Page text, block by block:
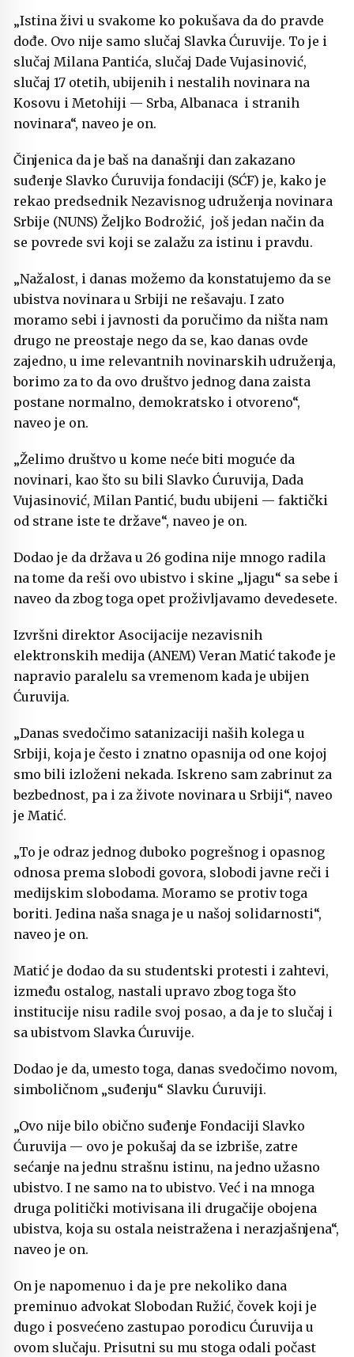
„Istina živi u svakome ko pokušava da do pravde
dođe. Ovo nije samo slučaj Slavka Ćuruvije. To je i
slučaj Milana Pantića, slučaj Dade Vujasinović,
slučaj 17 otetih, ubijenih i nestalih novinara na
Kosovu i Metohiji — Srba, Albanaca i stranih
novinara“, naveo je on.
Činjenica da je baš na današnji dan zakazano
suđenje Slavko Ćuruvija fondaciji (SĆF) je, kako je
rekao predsednik Nezavisnog udruženja novinara
Srbije (NUNS) Željko Bodrožić, još jedan način da
se povrede svi koji se zalažu za istinu i pravdu.
„Nažalost, i danas možemo da konstatujemo da se
ubistva novinara u Srbiji ne rešavaju. I zato
moramo sebi i javnosti da poručimo da ništa nam
drugo ne preostaje nego da se, kao danas ovde
zajedno, u ime relevantnih novinarskih udruženja,
borimo za to da ovo društvo jednog dana zaista
postane normalno, demokratsko i otvoreno“,
naveo je on.
„Želimo društvo u kome neće biti moguće da
novinari, kao što su bili Slavko Ćuruvija, Dada
Vujasinović, Milan Pantić, budu ubijeni — faktički
od strane iste te države“, naveo je on.
Dodao je da država u 26 godina nije mnogo radila
na tome da reši ovo ubistvo i skine „ljagu“ sa sebe i
naveo da zbog toga opet proživljavamo devedesete.
Izvršni direktor Asocijacije nezavisnih
elektronskih medija (ANEM) Veran Matić takođe je
napravio paralelu sa vremenom kada je ubijen
Ćuruvija.
„Danas svedočimo satanizaciji naših kolega u
Srbiji, koja je često i znatno opasnija od one kojoj
smo bili izloženi nekada. Iskreno sam zabrinut za
bezbednost, pa i za živote novinara u Srbiji“, naveo
je Matić.
„To je odraz jednog duboko pogrešnog i opasnog
odnosa prema slobodi govora, slobodi javne reči i
medijskim slobodama. Moramo se protiv toga
boriti. Jedina naša snaga je u našoj solidarnosti“,
naveo je on.
Matić je dodao da su studentski protesti i zahtevi,
između ostalog, nastali upravo zbog toga što
institucije nisu radile svoj posao, a da je to slučaj i
sa ubistvom Slavka Ćuruvije.
Dodao je da, umesto toga, danas svedočimo novom,
simboličnom „suđenju“ Slavku Ćuruviji.
„Ovo nije bilo obično suđenje Fondaciji Slavko
Ćuruvija — ovo je pokušaj da se izbriše, zatre
sećanje na jednu strašnu istinu, na jedno užasno
ubistvo. I ne samo na to ubistvo. Već i na mnoga
druga politički motivisana ili drugačije obojena
ubistva, koja su ostala neistražena i nerazjašnjena“,
naveo je on.
On je napomenuo i da je pre nekoliko dana
preminuo advokat Slobodan Ružić, čovek koji je
dugo i posvećeno zastupao porodicu Ćuruvija u
ovom slučaju. Prisutni su mu stoga odali počast